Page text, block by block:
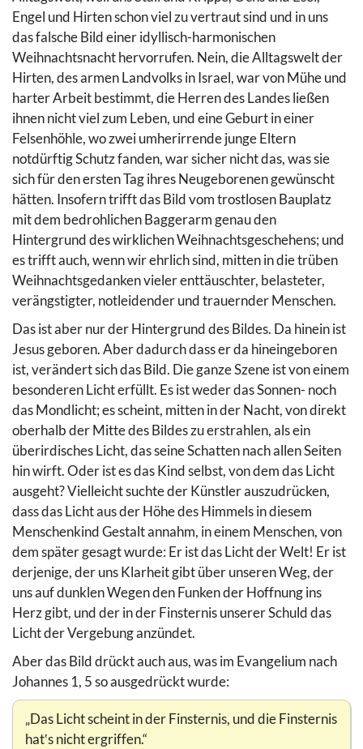
Engel und Hirten schon viel zu vertraut sind und in uns
das falsche Bild einer idyllisch-harmonischen
Weihnachtsnacht hervorrufen. Nein, die Alltagswelt der
Hirten, des armen Landvolks in Israel, war von Mühe und
harter Arbeit bestimmt, die Herren des Landes ließen
ihnen nicht viel zum Leben, und eine Geburt in einer
Felsenhöhle, wo zwei umherirrende junge Eltern
notdürftig Schutz fanden, war sicher nicht das, was sie
sich für den ersten Tag ihres Neugeborenen gewünscht
hätten. Insofern trifft das Bild vom trostlosen Bauplatz
mit dem bedrohlichen Baggerarm genau den
Hintergrund des wirklichen Weihnachtsgeschehens; und
es trifft auch, wenn wir ehrlich sind, mitten in die trüben
Weihnachtsgedanken vieler enttäuschter, belasteter,
verängstigter, notleidender und trauernder Menschen.
Das ist aber nur der Hintergrund des Bildes. Da hinein ist
Jesus geboren. Aber dadurch dass er da hineingeboren
ist, verändert sich das Bild. Die ganze Szene ist von einem
besonderen Licht erfüllt. Es ist weder das Sonnen- noch
das Mondlicht; es scheint, mitten in der Nacht, von direkt
oberhalb der Mitte des Bildes zu erstrahlen, als ein
überirdisches Licht, das seine Schatten nach allen Seiten
hin wirft. Oder ist es das Kind selbst, von dem das Licht
ausgeht? Vielleicht suchte der Künstler auszudrücken,
dass das Licht aus der Höhe des Himmels in diesem
Menschenkind Gestalt annahm, in einem Menschen, von
dem später gesagt wurde: Er ist das Licht der Welt! Er ist
derjenige, der uns Klarheit gibt über unseren Weg, der
uns auf dunklen Wegen den Funken der Hoffnung ins
Herz gibt, und der in der Finsternis unserer Schuld das
Licht der Vergebung anzündet.
Aber das Bild drückt auch aus, was im Evangelium nach
Johannes 1, 5 so ausgedrückt wurde:
„Das Licht scheint in der Finsternis, und die Finsternis
hat‛s nicht ergriffen.“